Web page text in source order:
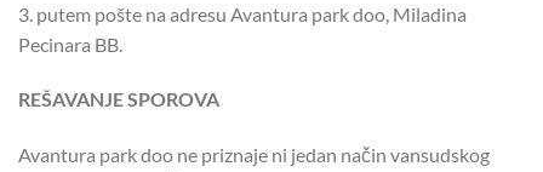
3. putem pošte na adresu Avantura park doo, Miladina
Pecinara BB.
REŠAVANJE SPOROVA
Avantura park doo ne priznaje ni jedan način vansudskog